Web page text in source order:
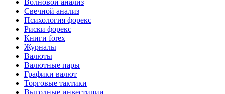
Волновой анализ
Свечной анализ
Психология форекс
Риски форекс
Книги forex
Журналы
Валюты
Валютные пары
Графики валют
Торговые тактики
Выгодные инвестиции